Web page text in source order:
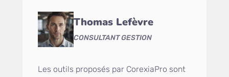
Thomas Lefèvre
CONSULTANT GESTION
Les outils proposés par CorexiaPro sont